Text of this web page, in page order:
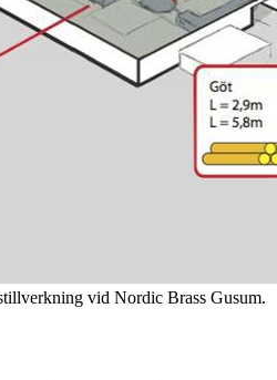
vid Nordic Brass Gusum.